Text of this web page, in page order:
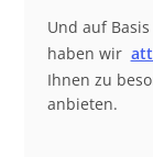
Und auf
haben wir
Ihnen zu
anbieten.